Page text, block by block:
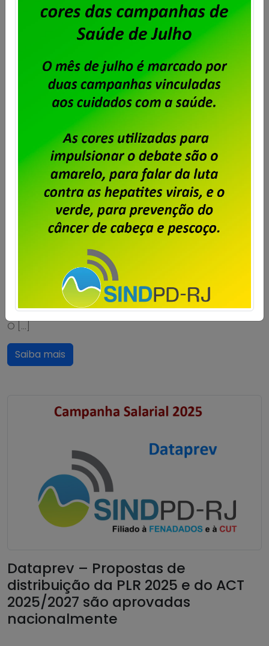
Dataprev – Sindpd-RJ abre prazo
para entrega de cartas de
oposição à contribuição para
custeio sindical sobre o ACT
2025/2027
Publicado porImprensaem29/08/2025 .
O Acordo Coletivo de Trabalho 2025/2027 da
Dataprev, prevê o desconto anual de percentual
acordado em assembleia para Custeio Sindical. No
caso do Sindpd-RJ, os trabalhadores aprovaram, em
assembleia realizada no dia 28 de janeiro de 2025, a
contribuição equivalente a 50% de um dia de
trabalho para cada ano, descontada uma única vez.
O […]
Saiba mais
Dataprev – Propostas de
distribuição da PLR 2025 e do ACT
2025/2027 são aprovadas
nacionalmente